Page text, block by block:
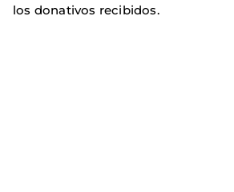
los donativos recibidos.